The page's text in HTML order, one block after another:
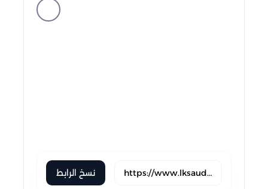
نسخ الرابط